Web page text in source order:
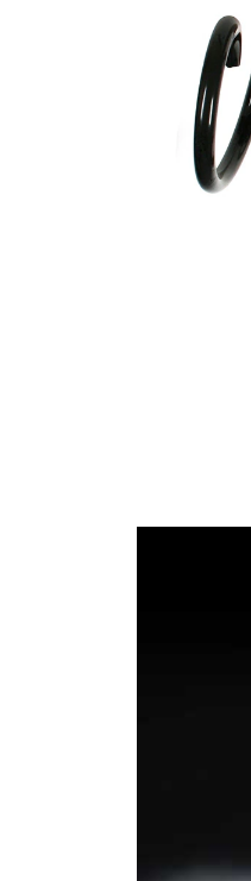
pružiny
Vnější
Průměr